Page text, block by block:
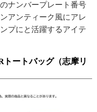
ナンバープレート番号
アンティーク風にアレ
プにと活躍するアイテ
ートバッグ（志摩リ